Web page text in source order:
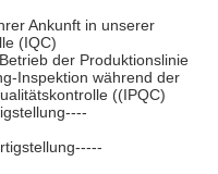
Ankunft in unserer
(IQC)
der Produktionslinie
Inspektion während der
((IPQC)